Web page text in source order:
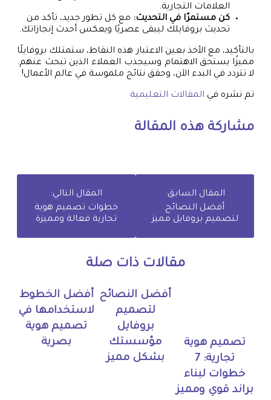
العلامات التجارية.
كن مستمرًا في التحديث: مع كل تطور جديد، تأكد من
تحديث بروفايلك ليبقى عصريًا ويعكس أحدث إنجازاتك.
بالتأكيد، مع الأخذ بعين الاعتبار هذه النقاط، ستمتلك بروفايلًا
مميزًا يستحق الاهتمام وسيجذب العملاء الذين تبحث عنهم.
لا تتردد في البدء الآن، وحقق نتائج ملموسة في عالم الأعمال!
تم نشره في المقالات التعليمية
مشاركة هذه المقالة
المقال السابق:
أفضل النصائح
لتصميم بروفايل مميز
المقال التالي:
خطوات تصميم هوية
تجارية فعالة ومميزة
مقالات ذات صلة
تصميم هوية
تجارية: 7
خطوات لبناء
براند قوي ومميز
أفضل النصائح
لتصميم
بروفايل
مؤسستك
بشكل مميز
أفضل الخطوط
لاستخدامها في
تصميم هوية
بصرية